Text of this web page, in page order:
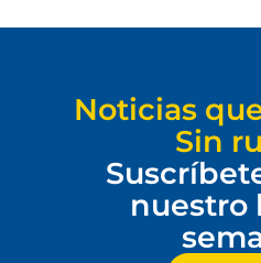
Noticias
Sin
nuestro